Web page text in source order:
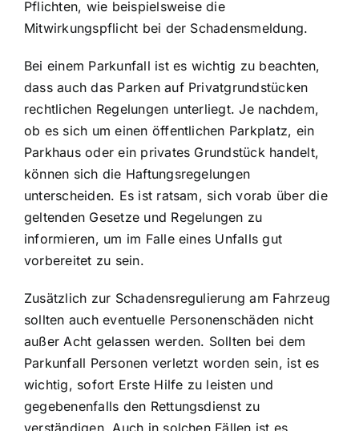
Pflichten, wie beispielsweise die
Mitwirkungspflicht bei der Schadensmeldung.
Bei einem Parkunfall ist es wichtig zu beachten,
dass auch das Parken auf Privatgrundstücken
rechtlichen Regelungen unterliegt. Je nachdem,
ob es sich um einen öffentlichen Parkplatz, ein
Parkhaus oder ein privates Grundstück handelt,
können sich die Haftungsregelungen
unterscheiden. Es ist ratsam, sich vorab über die
geltenden Gesetze und Regelungen zu
informieren, um im Falle eines Unfalls gut
vorbereitet zu sein.
Zusätzlich zur Schadensregulierung am Fahrzeug
sollten auch eventuelle Personenschäden nicht
außer Acht gelassen werden. Sollten bei dem
Parkunfall Personen verletzt worden sein, ist es
wichtig, sofort Erste Hilfe zu leisten und
gegebenenfalls den Rettungsdienst zu